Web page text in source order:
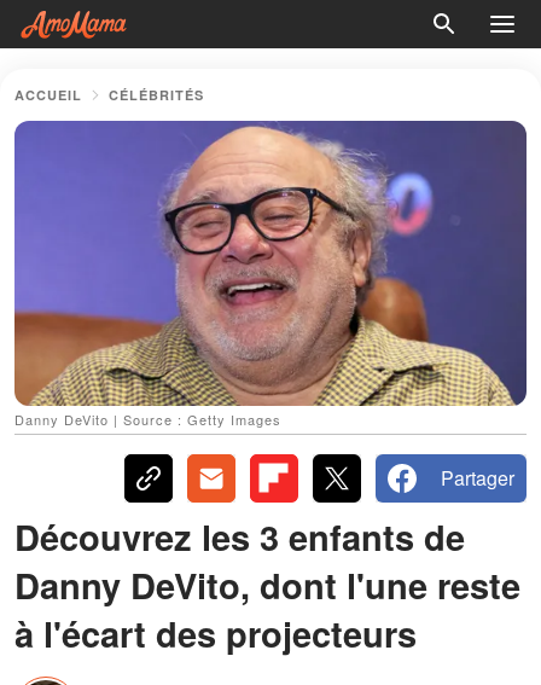
ACCUEIL CÉLÉBRITÉS
Danny DeVito | Source : Getty Images
Partager
Découvrez les 3 enfants de
Danny DeVito, dont l'une reste
à l'écart des projecteurs